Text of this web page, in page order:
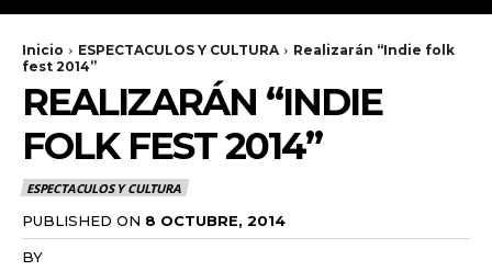
Inicio ESPECTACULOS Y CULTURA
Realizarán “Indie folk
fest 2014”
REALIZARÁN “INDIE
FOLK FEST 2014”
ESPECTACULOS Y CULTURA
PUBLISHED ON 8 OCTUBRE, 2014
BY